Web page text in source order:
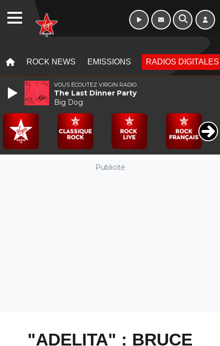
ROCK NEWS EMISSIONS RADIOS DIGITALES
Publicité
"ADELITA" : BRUCE
VOUS ÉCOUTEZ VIRGIN RADIO
The Last Dinner Party
Big Dog
WEBRADIO Week-end de 06h
à 12h